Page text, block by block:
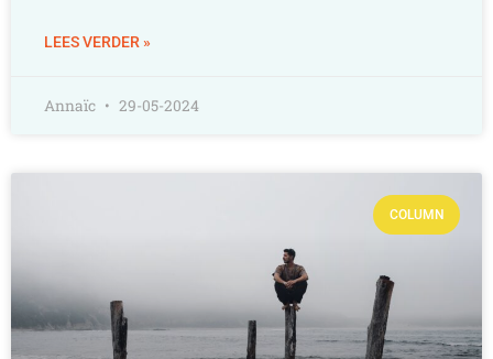
LEES VERDER »
Annaïc 29-05-2024
COLUMN